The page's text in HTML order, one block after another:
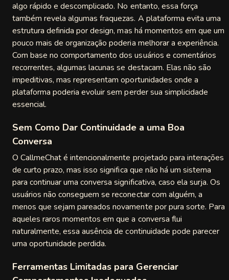
algo rápido e descomplicado. No entanto, essa força
também revela algumas fraquezas. A plataforma evita uma
estrutura definida por design, mas há momentos em que um
pouco mais de organização poderia melhorar a experiência.
Com base no comportamento dos usuários e comentários
recorrentes, algumas lacunas se destacam. Elas não são
impeditivas, mas representam oportunidades onde a
plataforma poderia evoluir sem perder sua simplicidade
essencial.
Sem Como Dar Continuidade a uma Boa
Conversa
O CallmeChat é intencionalmente projetado para interações
de curto prazo, mas isso significa que não há um sistema
para continuar uma conversa significativa, caso ela surja. Os
usuários não conseguem se reconectar com alguém, a
menos que sejam pareados novamente por pura sorte. Para
aqueles raros momentos em que a conversa flui
naturalmente, essa ausência de continuidade pode parecer
uma oportunidade perdida.
Ferramentas Limitadas para Gerenciar